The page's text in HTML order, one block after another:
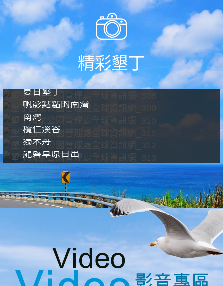
精彩墾丁
夏日墾丁
帆影點點的南灣
南灣
欖仁溪谷
獨木舟
龍磐草原日出